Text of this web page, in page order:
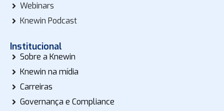
Webinars
Knewin Podcast
Institucional
Sobre a Knewin
Knewin na mídia
Carreiras
Governança e Compliance